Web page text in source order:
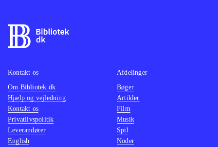
mere brugervenlig
Kontakt os
Om Bibliotek.dk
Hjælp og vejledning
Kontakt os
Privatlivspolitik
Leverandører
English
Afdelinger
Bøger
Artikler
Film
Musik
Spil
Noder